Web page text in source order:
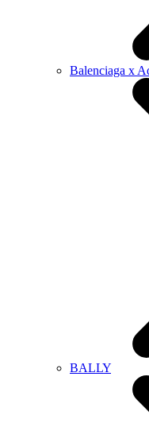
Balenciaga x
BALLY